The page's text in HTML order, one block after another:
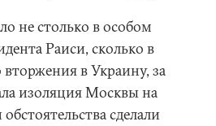
не столько в особом
Раиси, сколько в
вторжения в Украину, за
изоляция Москвы на
сделали